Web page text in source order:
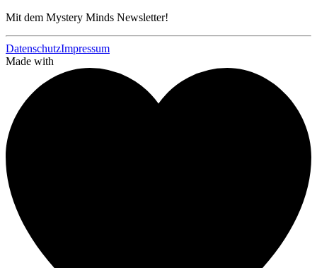
Mit dem Mystery Minds Newsletter!
DatenschutzImpressum
Made with